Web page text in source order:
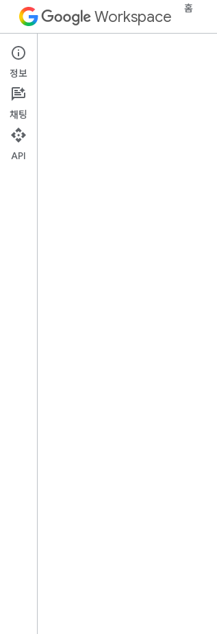
Workspace 홈
Admin console
개요
정보
채팅
API